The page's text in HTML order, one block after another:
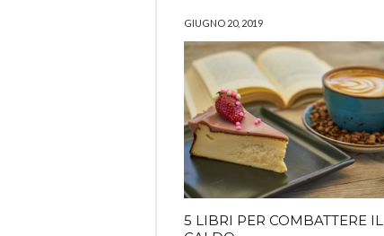
GIUGNO 20, 2019
5 LIBRI PER COMBATTERE IL